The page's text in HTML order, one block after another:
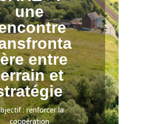
une
entre
et
: renforcer la
coopération